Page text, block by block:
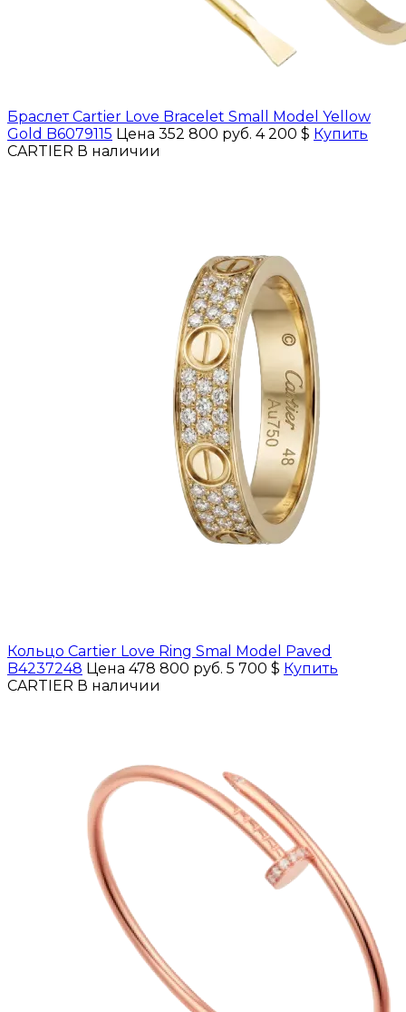
Браслет Cartier Love Bracelet Small Model Yellow
Gold B6079115 Цена 352 800 руб. 4 200 $ Купить
CARTIER В наличии
Кольцо Cartier Love Ring Smal Model Paved
B4237248 Цена 478 800 руб. 5 700 $ Купить
CARTIER В наличии